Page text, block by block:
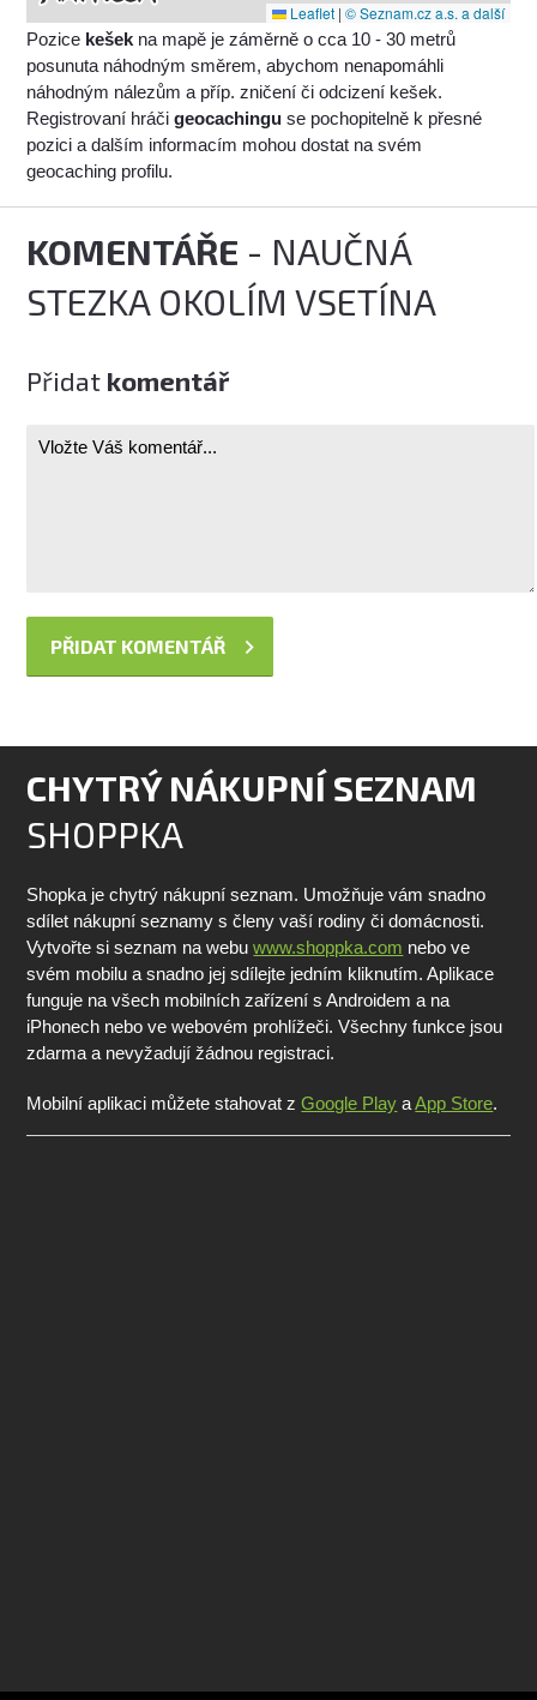
Leaflet | © Seznam.cz a.s. a další
Pozice kešek na mapě je záměrně o cca 10 - 30 metrů
posunuta náhodným směrem, abychom nenapomáhli
náhodným nálezům a příp. zničení či odcizení kešek.
Registrovaní hráčigeocachingu se pochopitelně k přesné
pozici a dalším informacím mohou dostat na svém
geocaching profilu.
KOMENTÁŘE - NAUČNÁ
STEZKA OKOLÍM VSETÍNA
Přidat komentář
CHYTRÝ NÁKUPNÍ SEZNAM
SHOPPKA
Shopka je chytrý nákupní seznam. Umožňuje vám snadno
sdílet nákupní seznamy s členy vaší rodiny či domácnosti.
Vytvořte si seznam na webuwww.shoppka.com nebo ve
svém mobilu a snadno jej sdílejte jedním kliknutím. Aplikace
funguje na všech mobilních zařízení s Androidem a na
iPhonech nebo ve webovém prohlížeči. Všechny funkce jsou
zdarma a nevyžadují žádnou registraci.
Mobilní aplikaci můžete stahovat zGoogle Play aApp Store.